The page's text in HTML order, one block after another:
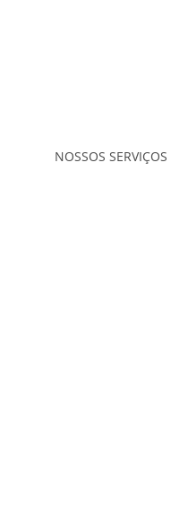
NOSSOS SERVIÇOS